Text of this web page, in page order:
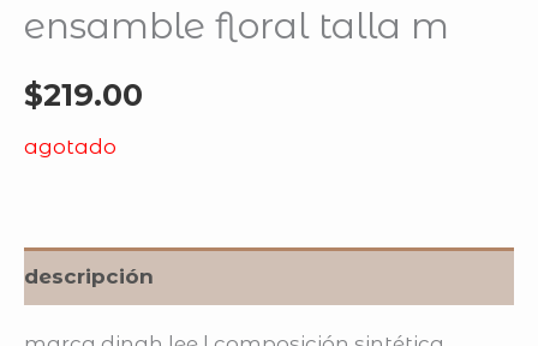
ensamble floral talla m
$219.00
agotado
descripción